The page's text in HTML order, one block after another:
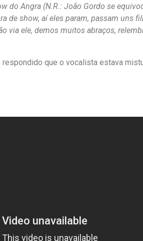
do Angra (N.R.: João Gordo se
de show, aí eles param, passam uns
via ele, demos muitos abraços,
que o vocalista estava